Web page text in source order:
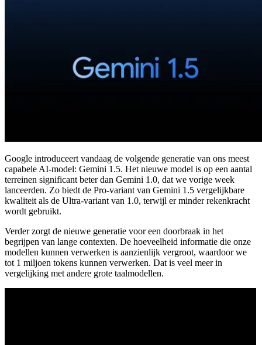
Google introduceert vandaag de volgende generatie van ons meest
capabele AI-model: Gemini 1.5. Het nieuwe model is op een aantal
terreinen significant beter dan Gemini 1.0, dat we vorige week
lanceerden. Zo biedt de Pro-variant van Gemini 1.5 vergelijkbare
kwaliteit als de Ultra-variant van 1.0, terwijl er minder rekenkracht
wordt gebruikt.
Verder zorgt de nieuwe generatie voor een doorbraak in het
begrijpen van lange contexten. De hoeveelheid informatie die onze
modellen kunnen verwerken is aanzienlijk vergroot, waardoor we
tot 1 miljoen tokens kunnen verwerken. Dat is veel meer in
vergelijking met andere grote taalmodellen.